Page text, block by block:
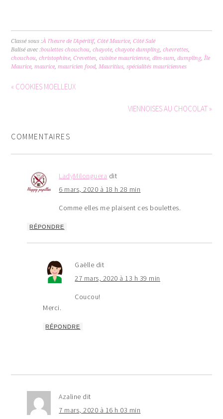
Classé sous :À l'heure de l'Apéritif,Côté Maurice,Côté Salé
Balisé avec :boulettes chouchou,chayote,chayote dumpling,chevrettes,
chouchou,christophine,Crevettes,cuisine mauricienne,dim-sum,dumpling,Île
Maurice,maurice,mauricien food,Mauritius,spécialités mauriciennes
« COOKIES MOELLEUX
VIENNOISES AU CHOCOLAT »
COMMENTAIRES
LadyMilonguera dit
6 mars, 2020 à 18 h 28 min
Comme elles me plaisent ces boulettes.
RÉPONDRE
Gaëlle dit
27 mars, 2020 à 13 h 39 min
Coucou!
Merci.
RÉPONDRE
Azaline dit
7 mars, 2020 à 16 h 03 min